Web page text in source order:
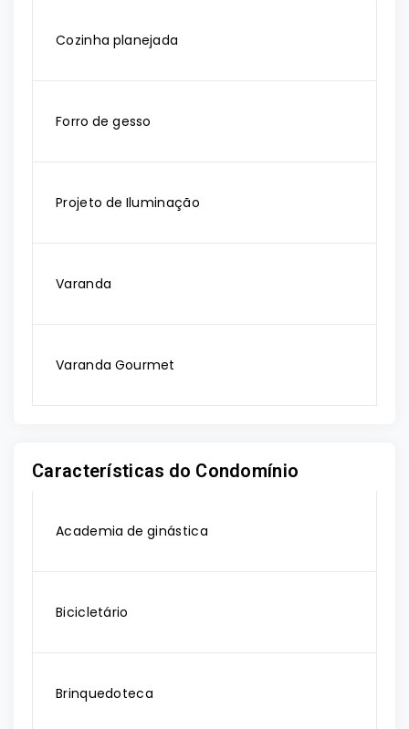
Cozinha planejada
Forro de gesso
Projeto de Iluminação
Varanda
Varanda Gourmet
Características do Condomínio
Academia de ginástica
Bicicletário
Brinquedoteca